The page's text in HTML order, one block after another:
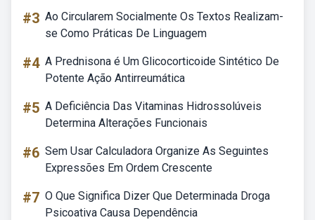
#3 Ao Circularem Socialmente Os Textos Realizam-
se Como Práticas De Linguagem
#4 A Prednisona é Um Glicocorticoide Sintético De
Potente Ação Antirreumática
#5 A Deficiência Das Vitaminas Hidrossolúveis
Determina Alterações Funcionais
#6 Sem Usar Calculadora Organize As Seguintes
Expressões Em Ordem Crescente
#7 O Que Significa Dizer Que Determinada Droga
Psicoativa Causa Dependência